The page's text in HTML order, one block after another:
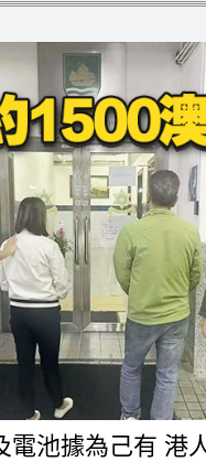
電池據為己有 港